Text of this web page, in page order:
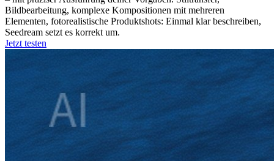
Bildbearbeitung, komplexe Kompositionen mit mehreren
Elementen, fotorealistische Produktshots: Einmal klar beschreiben,
Seedream setzt es korrekt um.
Jetzt testen